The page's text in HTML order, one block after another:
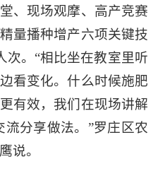
、现场观摩、高产竞赛
量播种增产六项关键技
次。“相比坐在教室里听
看变化。什么时候施肥
有效，我们在现场讲解
流分享做法。”罗庄区农
说。